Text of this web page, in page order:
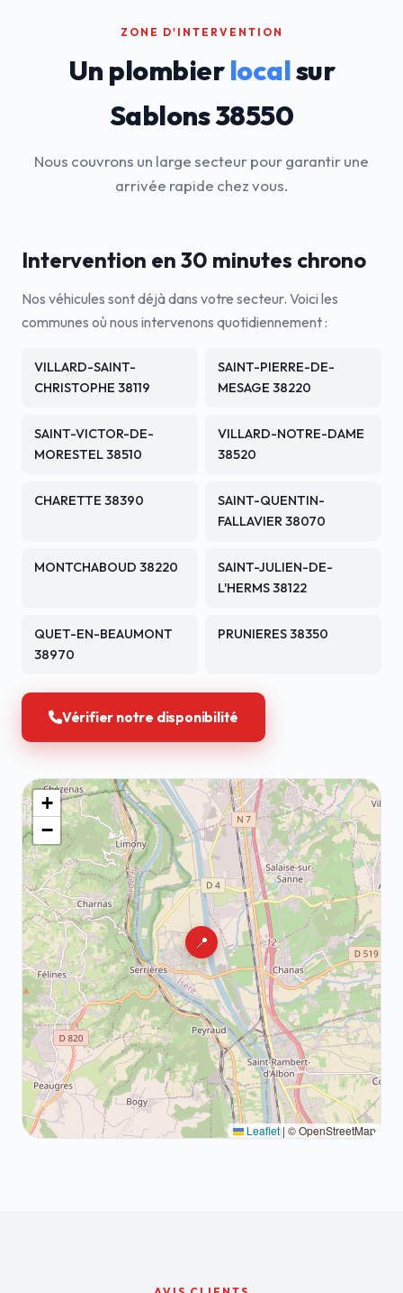
ZONE D'INTERVENTION
Un plombierlocalsur
Sablons 38550
Nous couvrons un large secteur pour garantir une
arrivée rapide chez vous.
Intervention en 30 minutes chrono
Nos véhicules sont déjà dans votre secteur. Voici les
communes où nous intervenons quotidiennement :
VILLARD-SAINT-
CHRISTOPHE 38119
SAINT-PIERRE-DE-
MESAGE 38220
SAINT-VICTOR-DE-
MORESTEL 38510
VILLARD-NOTRE-DAME
38520
CHARETTE 38390
SAINT-QUENTIN-
FALLAVIER 38070
MONTCHABOUD 38220
SAINT-JULIEN-DE-
L'HERMS 38122
QUET-EN-BEAUMONT
38970
PRUNIERES 38350
Vérifier notre disponibilité
📍
+
−
Leaflet | © OpenStreetMap